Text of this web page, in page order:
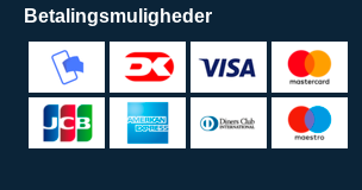
Betalingsmuligheder